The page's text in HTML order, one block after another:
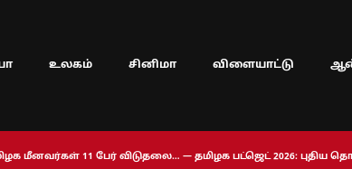
உலகம் சினிமா விளையாட்டு
மீனவர்கள் 11 பேர் விடுதலை… — தமிழக பட்ஜெட் 2026: